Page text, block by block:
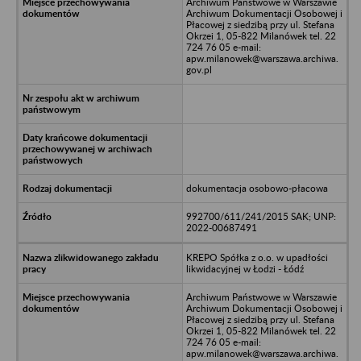
Archiwum Dokumentacji Osobowej i
Płacowej z siedzibą przy ul. Stefana
Okrzei 1, 05-822 Milanówek tel. 22
724 76 05 e-mail:
apw.milanowek@warszawa.archiwa.
gov.pl
dokumentacja osobowo-płacowa
992700/611/241/2015 SAK; UNP:
2022-00687491
KREPO Spółka z o.o. w upadłości
likwidacyjnej w Łodzi - Łódź
Archiwum Państwowe w Warszawie
Archiwum Dokumentacji Osobowej i
Płacowej z siedzibą przy ul. Stefana
Okrzei 1, 05-822 Milanówek tel. 22
724 76 05 e-mail:
apw.milanowek@warszawa.archiwa.